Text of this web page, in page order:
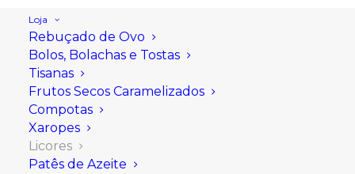
Loja
Rebuçado de Ovo
Bolos, Bolachas e Tostas
Tisanas
Frutos Secos Caramelizados
Compotas
Xaropes
Licores
Patês de Azeite